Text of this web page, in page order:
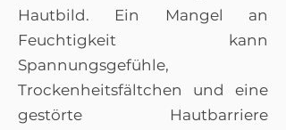
Hautbild. Ein Mangel an
Feuchtigkeit kann
Spannungsgefühle,
Trockenheitsfältchen und eine
gestörte Hautbarriere